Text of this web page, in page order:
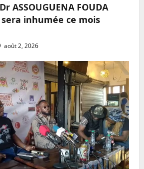
ASSOUGUENA FOUDA
inhumée ce mois
août 2, 2026